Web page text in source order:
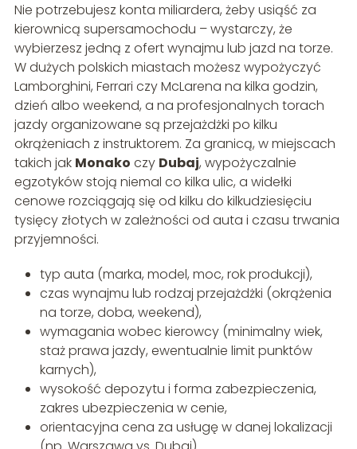
Nie potrzebujesz konta miliardera, żeby usiąść za
kierownicą supersamochodu – wystarczy, że
wybierzesz jedną z ofert wynajmu lub jazd na torze.
W dużych polskich miastach możesz wypożyczyć
Lamborghini, Ferrari czy McLarena na kilka godzin,
dzień albo weekend, a na profesjonalnych torach
jazdy organizowane są przejażdżki po kilku
okrążeniach z instruktorem. Za granicą, w miejscach
takich jak Monako czy Dubaj, wypożyczalnie
egzotyków stoją niemal co kilka ulic, a widełki
cenowe rozciągają się od kilku do kilkudziesięciu
tysięcy złotych w zależności od auta i czasu trwania
przyjemności.
typ auta (marka, model, moc, rok produkcji),
czas wynajmu lub rodzaj przejażdżki (okrążenia
na torze, doba, weekend),
wymagania wobec kierowcy (minimalny wiek,
staż prawa jazdy, ewentualnie limit punktów
karnych),
wysokość depozytu i forma zabezpieczenia,
zakres ubezpieczenia w cenie,
orientacyjna cena za usługę w danej lokalizacji